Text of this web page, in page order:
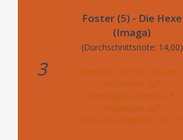
3
Foster (5) - Die Hexe
(Imaga)
(Durchschnittsnote: 14,00)
Rezension auf ffm-rock.de
Rezension auf
hoerspielsachen.de
Rezension auf
ohrcast.wordpress.com